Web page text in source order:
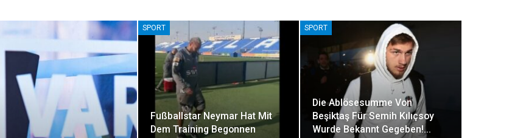
SPORT
Fußballstar Neymar Hat Mit
Dem Training Begonnen
SPORT
Die Ablösesumme Von
Beşiktaş Für Semih Kılıçsoy
Wurde Bekannt Gegeben!…